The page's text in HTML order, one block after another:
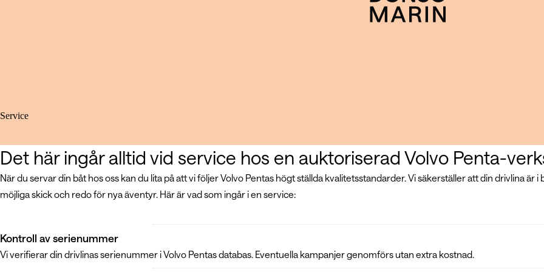
Service
Det här ingår alltid vid service hos en auktoriserad Volvo Penta-
När du servar din båt hos oss kan du lita på att vi följer Volvo Pentas högt ställda kvalitetsstandarder. Vi säkerställer att din drivlina är i
möjliga skick och redo för nya äventyr. Här är vad som ingår i en service:
Kontroll av serienummer
Vi verifierar din drivlinas serienummer i Volvo Pentas databas. Eventuella kampanjer genomförs utan extra kostnad.